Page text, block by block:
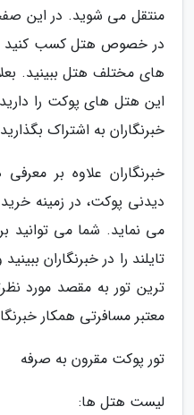
منتقل می شوید. در این
در خصوص هتل کسب
های مختلف هتل ببینید.
این هتل های پوکت را
خبرنگاران به اشتراک
خبرنگاران علاوه بر
دیدنی پوکت، در زمینه
می نماید. شما می توانید
تایلند را در خبرنگاران
ترین تور به مقصد مورد
معتبر مسافرتی همکار
تور پوکت مقرون به صرفه
لیست هتل ها: